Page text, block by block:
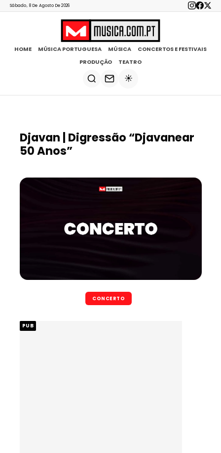
Sábado, 8 De Agosto De 2026
HOME MÚSICA PORTUGUESA MÚSICA
CONCERTOS E FESTIVAIS
PRODUÇÃO
TEATRO
☀️
Djavan | Digressão “Djavanear
50 Anos”
CONCERTO
PUB